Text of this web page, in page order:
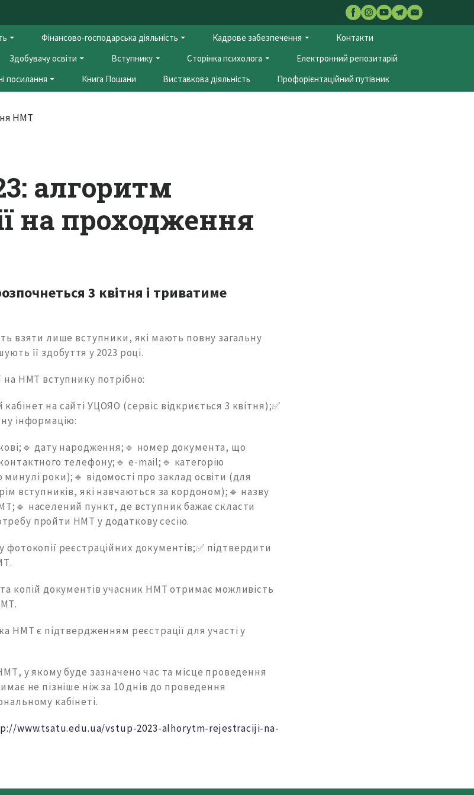
Фінансово-господарська діяльність Кадрове забезпечення
Контакти
Здобувачу освіти Вступнику Сторінка психолога
Електронний репозитарій
посилання Книга Пошани Виставкова діяльність Профорієнтаційний путівник
алгоритм
на проходження
3 квітня і триватиме
взяти лише вступники, які мають повну загальну
її здобуття у 2023 році.
на НМТ вступнику потрібно:
на сайті УЦОЯО (сервіс відкриється 3 квітня);✅
інформацію:
дату народження;🔹 номер документа, що
телефону;🔹 е-mail;🔹 категорію
роки);🔹 відомості про заклад освіти (для
вступників, які навчаються за кордоном);🔹 назву
населений пункт, де вступник бажає скласти
пройти НМТ у додаткову сесію.
фотокопії реєстраційних документів;✅ підтвердити
копій документів учасник НМТ отримає можливість
НМТ є підтвердженням реєстрації для участі у
у якому буде зазначено час та місце проведення
не пізніше ніж за 10 днів до проведення
кабінеті.
www.tsatu.edu.ua/vstup-2023-alhorytm-rejestraciji-na-